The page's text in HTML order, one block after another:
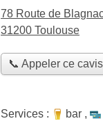
78 Route de
31200 Toulouse
📞 Appeler ce
Services : bar ,